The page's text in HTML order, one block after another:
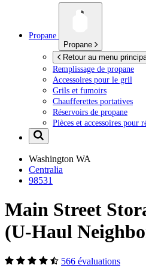
Propane
Propane
Retour au menu
Remplissage de propane
Accessoires pour le gril
Grils et fumoirs
Chaufferettes portatives
Réservoirs de propane
Pièces et accessoires pour
Washington WA
Centralia
98531
Main Street
(U-Haul
566 évaluations